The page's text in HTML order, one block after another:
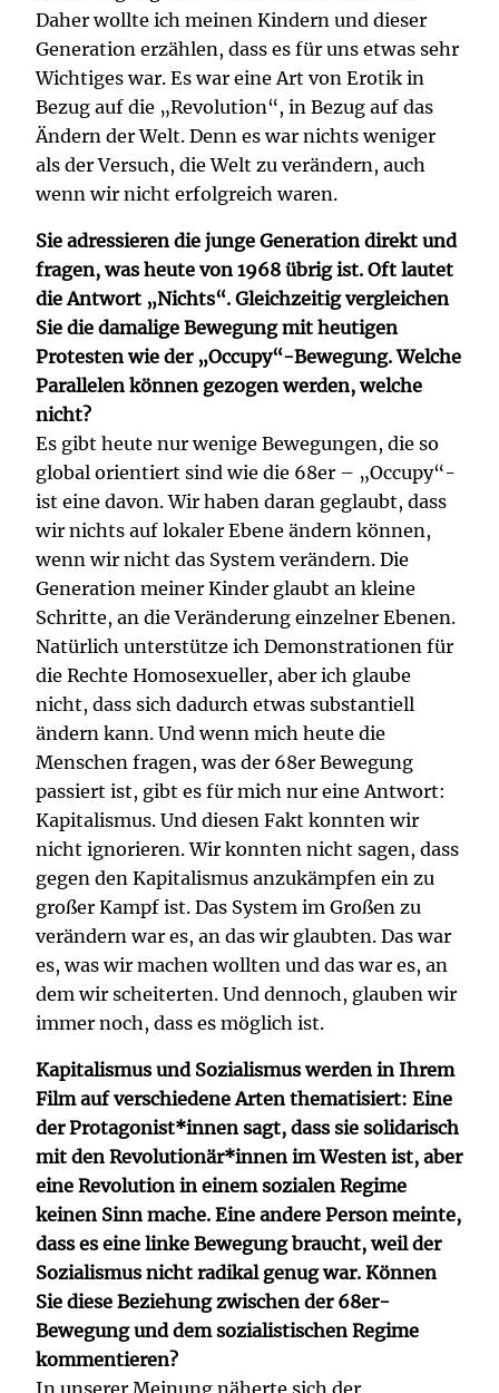
Daher wollte ich meinen Kindern und dieser
Generation erzählen, dass es für uns etwas sehr
Wichtiges war. Es war eine Art von Erotik in
Bezug auf die „Revolution“, in Bezug auf das
Ändern der Welt. Denn es war nichts weniger
als der Versuch, die Welt zu verändern, auch
wenn wir nicht erfolgreich waren.
Sie adressieren die junge Generation direkt und
fragen, was heute von 1968 übrig ist. Oft lautet
die Antwort „Nichts“. Gleichzeitig vergleichen
Sie die damalige Bewegung mit heutigen
Protesten wie der „Occupy“-Bewegung. Welche
Parallelen können gezogen werden, welche
nicht?
Es gibt heute nur wenige Bewegungen, die so
global orientiert sind wie die 68er – „Occupy“-
ist eine davon. Wir haben daran geglaubt, dass
wir nichts auf lokaler Ebene ändern können,
wenn wir nicht das System verändern. Die
Generation meiner Kinder glaubt an kleine
Schritte, an die Veränderung einzelner Ebenen.
Natürlich unterstütze ich Demonstrationen für
die Rechte Homosexueller, aber ich glaube
nicht, dass sich dadurch etwas substantiell
ändern kann. Und wenn mich heute die
Menschen fragen, was der 68er Bewegung
passiert ist, gibt es für mich nur eine Antwort:
Kapitalismus. Und diesen Fakt konnten wir
nicht ignorieren. Wir konnten nicht sagen, dass
gegen den Kapitalismus anzukämpfen ein zu
großer Kampf ist. Das System im Großen zu
verändern war es, an das wir glaubten. Das war
es, was wir machen wollten und das war es, an
dem wir scheiterten. Und dennoch, glauben wir
immer noch, dass es möglich ist.
Kapitalismus und Sozialismus werden in Ihrem
Film auf verschiedene Arten thematisiert: Eine
der Protagonist*innen sagt, dass sie solidarisch
mit den Revolutionär*innen im Westen ist, aber
eine Revolution in einem sozialen Regime
keinen Sinn mache. Eine andere Person meinte,
dass es eine linke Bewegung braucht, weil der
Sozialismus nicht radikal genug war. Können
Sie diese Beziehung zwischen der 68er-
Bewegung und dem sozialistischen Regime
kommentieren?